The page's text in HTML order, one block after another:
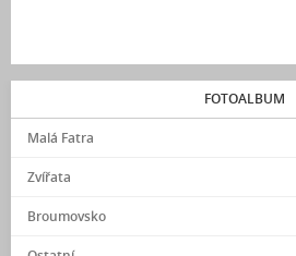
FOTOALBUM
Malá Fatra
Zvířata
Broumovsko